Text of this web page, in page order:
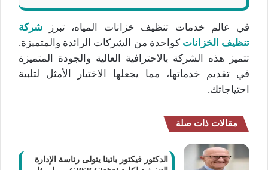
في عالم خدمات تنظيف خزانات المياه، تبرز شركة
تنظيف الخزانات كواحدة من الشركات الرائدة والمتميزة.
تتميز هذه الشركة بالاحترافية العالية والجودة المتميزة
في تقديم خدماتها، مما يجعلها الاختيار الأمثل لتلبية
احتياجاتك.
مقالات ذات صلة
الدكتور فيكتور باتينا يتولى رئاسة الإدارة